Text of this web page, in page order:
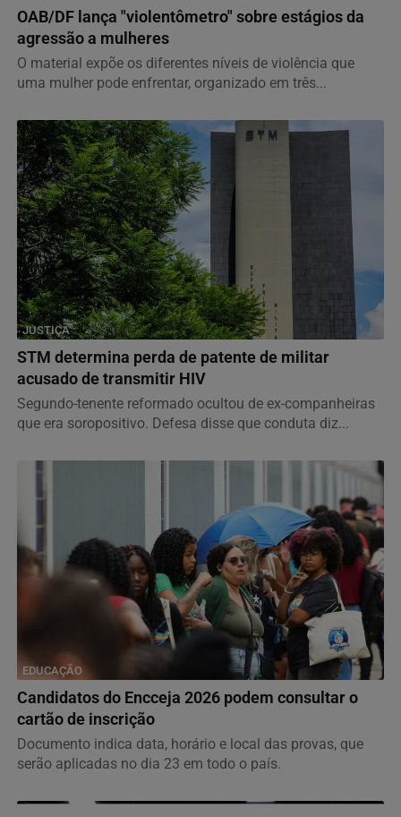
OAB/DF lança "violentômetro" sobre estágios da
agressão a mulheres
O material expõe os diferentes níveis de violência que
uma mulher pode enfrentar, organizado em três...
JUSTIÇA
STM determina perda de patente de militar
acusado de transmitir HIV
Segundo-tenente reformado ocultou de ex-companheiras
que era soropositivo. Defesa disse que conduta diz...
EDUCAÇÃO
Candidatos do Encceja 2026 podem consultar o
cartão de inscrição
Documento indica data, horário e local das provas, que
serão aplicadas no dia 23 em todo o país.